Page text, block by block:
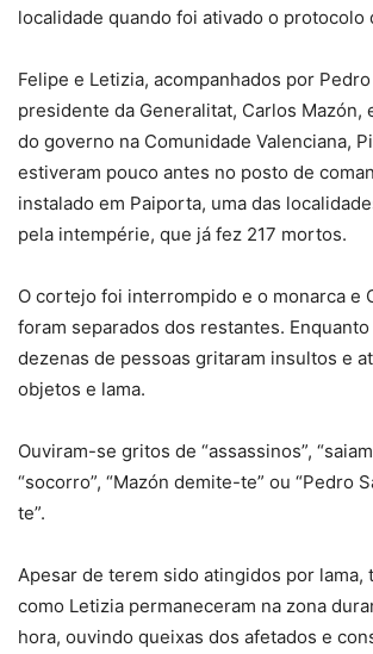
localidade quando foi ativado o protocolo
Felipe e Letizia, acompanhados por
presidente da Generalitat, Carlos Mazón,
do governo na Comunidade Valenciana,
estiveram pouco antes no posto de
instalado em Paiporta, uma das
pela intempérie, que já fez 217 mortos.
O cortejo foi interrompido e o monarca e
foram separados dos restantes. Enquanto
dezenas de pessoas gritaram insultos e
objetos e lama.
Ouviram-se gritos de “assassinos”,
“socorro”, “Mazón demite-te” ou “Pedro
te”.
Apesar de terem sido atingidos por lama,
como Letizia permaneceram na zona
hora, ouvindo queixas dos afetados e